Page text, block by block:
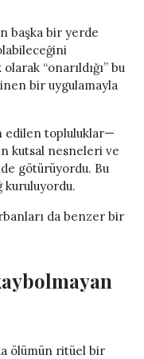
başka bir yerde
“onarıldığı” bu
bir uygulamayla
edilen topluluklar—
kutsal nesneleri ve
götürüyordu. Bu
kuruluyordu.
da benzer bir
ölümün ritüel bir